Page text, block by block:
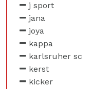
j sport
jana
joya
kappa
karlsruher sc
kerst
kicker